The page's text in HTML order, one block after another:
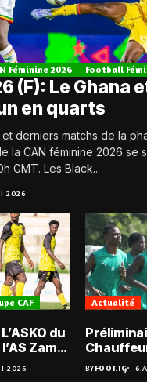
Féminine 2026 Football
(F): Le Ghana
en quarts
et derniers matchs de la
la CAN féminine 2026 se
GMT. Les Black...
2026
CAF
du
Zam
2026
Actualité
les Mimos
BYFOOT.TG 6